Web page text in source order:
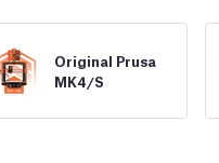
Original Prusa
MK4/S